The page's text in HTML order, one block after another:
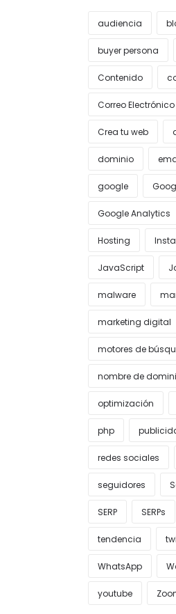
audiencia
buyer persona
Contenido
Correo Electrónico
Crea tu web
dominio
google
Google Analytics
Hosting
JavaScript
malware
marketing digital
motores de
nombre de
optimización
php
redes sociales
seguidores
SERP SERPs
tendencia
WhatsApp
youtube